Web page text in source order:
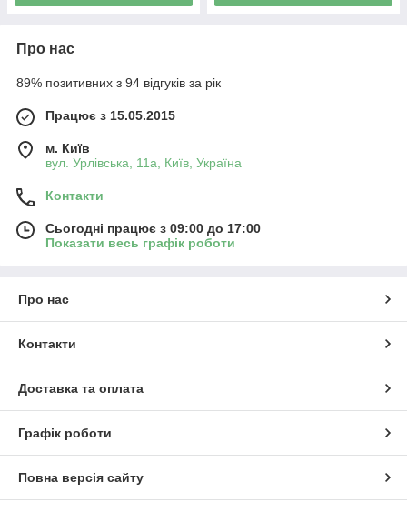
Про нас
89% позитивних з 94 відгуків за рік
Працює з 15.05.2015
м. Київ
вул. Урлівська, 11а, Київ, Україна
Контакти
Сьогодні працює з 09:00 до 17:00
Показати весь графік роботи
Про нас
Контакти
Доставка та оплата
Графік роботи
Повна версія сайту